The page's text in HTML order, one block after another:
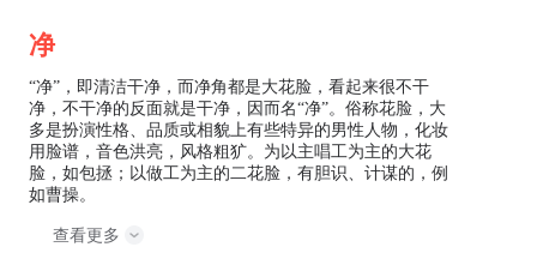
净
“净”，即清洁干净，而净角都是大花脸，看起来很不干
净，不干净的反面就是干净，因而名“净”。俗称花脸，大
多是扮演性格、品质或相貌上有些特异的男性人物，化妆
用脸谱，音色洪亮，风格粗犷。为以主唱工为主的大花
脸，如包拯；以做工为主的二花脸，有胆识、计谋的，例
如曹操。
查看更多